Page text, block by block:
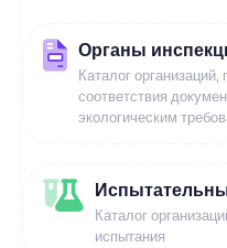
Органы
Каталог
соответствия
экологическим
Каталог
испытания